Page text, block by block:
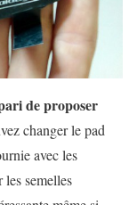
de proposer
changer le pad
avec les
semelles